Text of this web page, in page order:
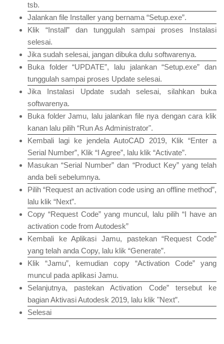
tsb.
Jalankan file Installer yang bernama “Setup.exe”.
Klik “Install” dan tunggulah sampai proses Instalasi
selesai.
Jika sudah selesai, jangan dibuka dulu softwarenya.
Buka folder “UPDATE”, lalu jalankan “Setup.exe” dan
tunggulah sampai proses Update selesai.
Jika Instalasi Update sudah selesai, silahkan buka
softwarenya.
Buka folder Jamu, lalu jalankan file nya dengan cara klik
kanan lalu pilih “Run As Administrator".
Kembali lagi ke jendela AutoCAD 2019, Klik “Enter a
Serial Number”, Klik “I Agree”, lalu klik “Activate”.
Masukan “Serial Number” dan “Product Key” yang telah
anda beli sebelumnya.
Pilih “Request an activation code using an offline method”,
lalu klik “Next”.
Copy “Request Code” yang muncul, lalu pilih “I have an
activation code from Autodesk”
Kembali ke Aplikasi Jamu, pastekan “Request Code”
yang telah anda Copy, lalu klik “Generate”.
Klik “Jamu”, kemudian copy “Activation Code” yang
muncul pada aplikasi Jamu.
Selanjutnya, pastekan Activation Code” tersebut ke
bagian Aktivasi Autodesk 2019, lalu klik "Next”.
Selesai